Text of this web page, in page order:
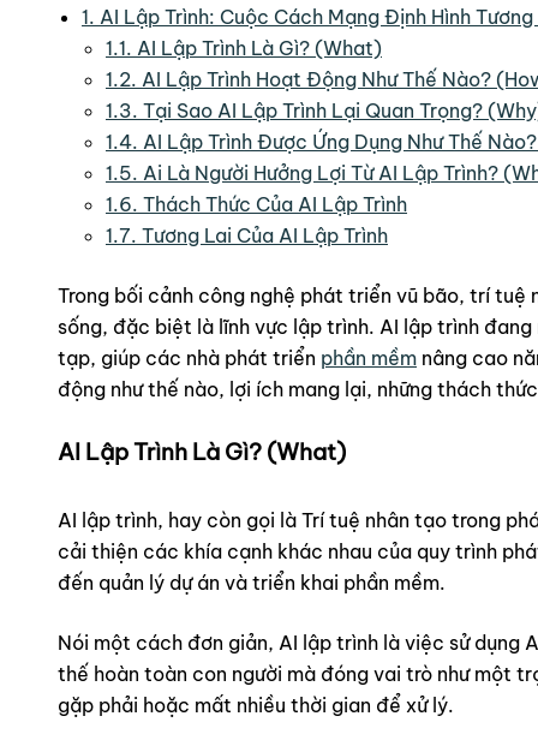
1. AI Lập Trình: Cuộc Cách Mạng Định Hình
1.1. AI Lập Trình Là Gì? (What)
1.2. AI Lập Trình Hoạt Động Như Thế Nào?
1.3. Tại Sao AI Lập Trình Lại Quan Trọng?
1.4. AI Lập Trình Được Ứng Dụng Như Thế
1.5. Ai Là Người Hưởng Lợi Từ AI Lập Trình?
1.6. Thách Thức Của AI Lập Trình
1.7. Tương Lai Của AI Lập Trình
Trong bối cảnh công nghệ phát triển vũ bão, trí
sống, đặc biệt là lĩnh vực lập trình. AI lập trình
tạp, giúp các nhà phát triển phần mềm nâng cao
động như thế nào, lợi ích mang lại, những thách
AI Lập Trình Là Gì? (What)
AI lập trình, hay còn gọi là Trí tuệ nhân tạo trong
cải thiện các khía cạnh khác nhau của quy trình
đến quản lý dự án và triển khai phần mềm.
Nói một cách đơn giản, AI lập trình là việc sử dụng
thế hoàn toàn con người mà đóng vai trò như một
gặp phải hoặc mất nhiều thời gian để xử lý.